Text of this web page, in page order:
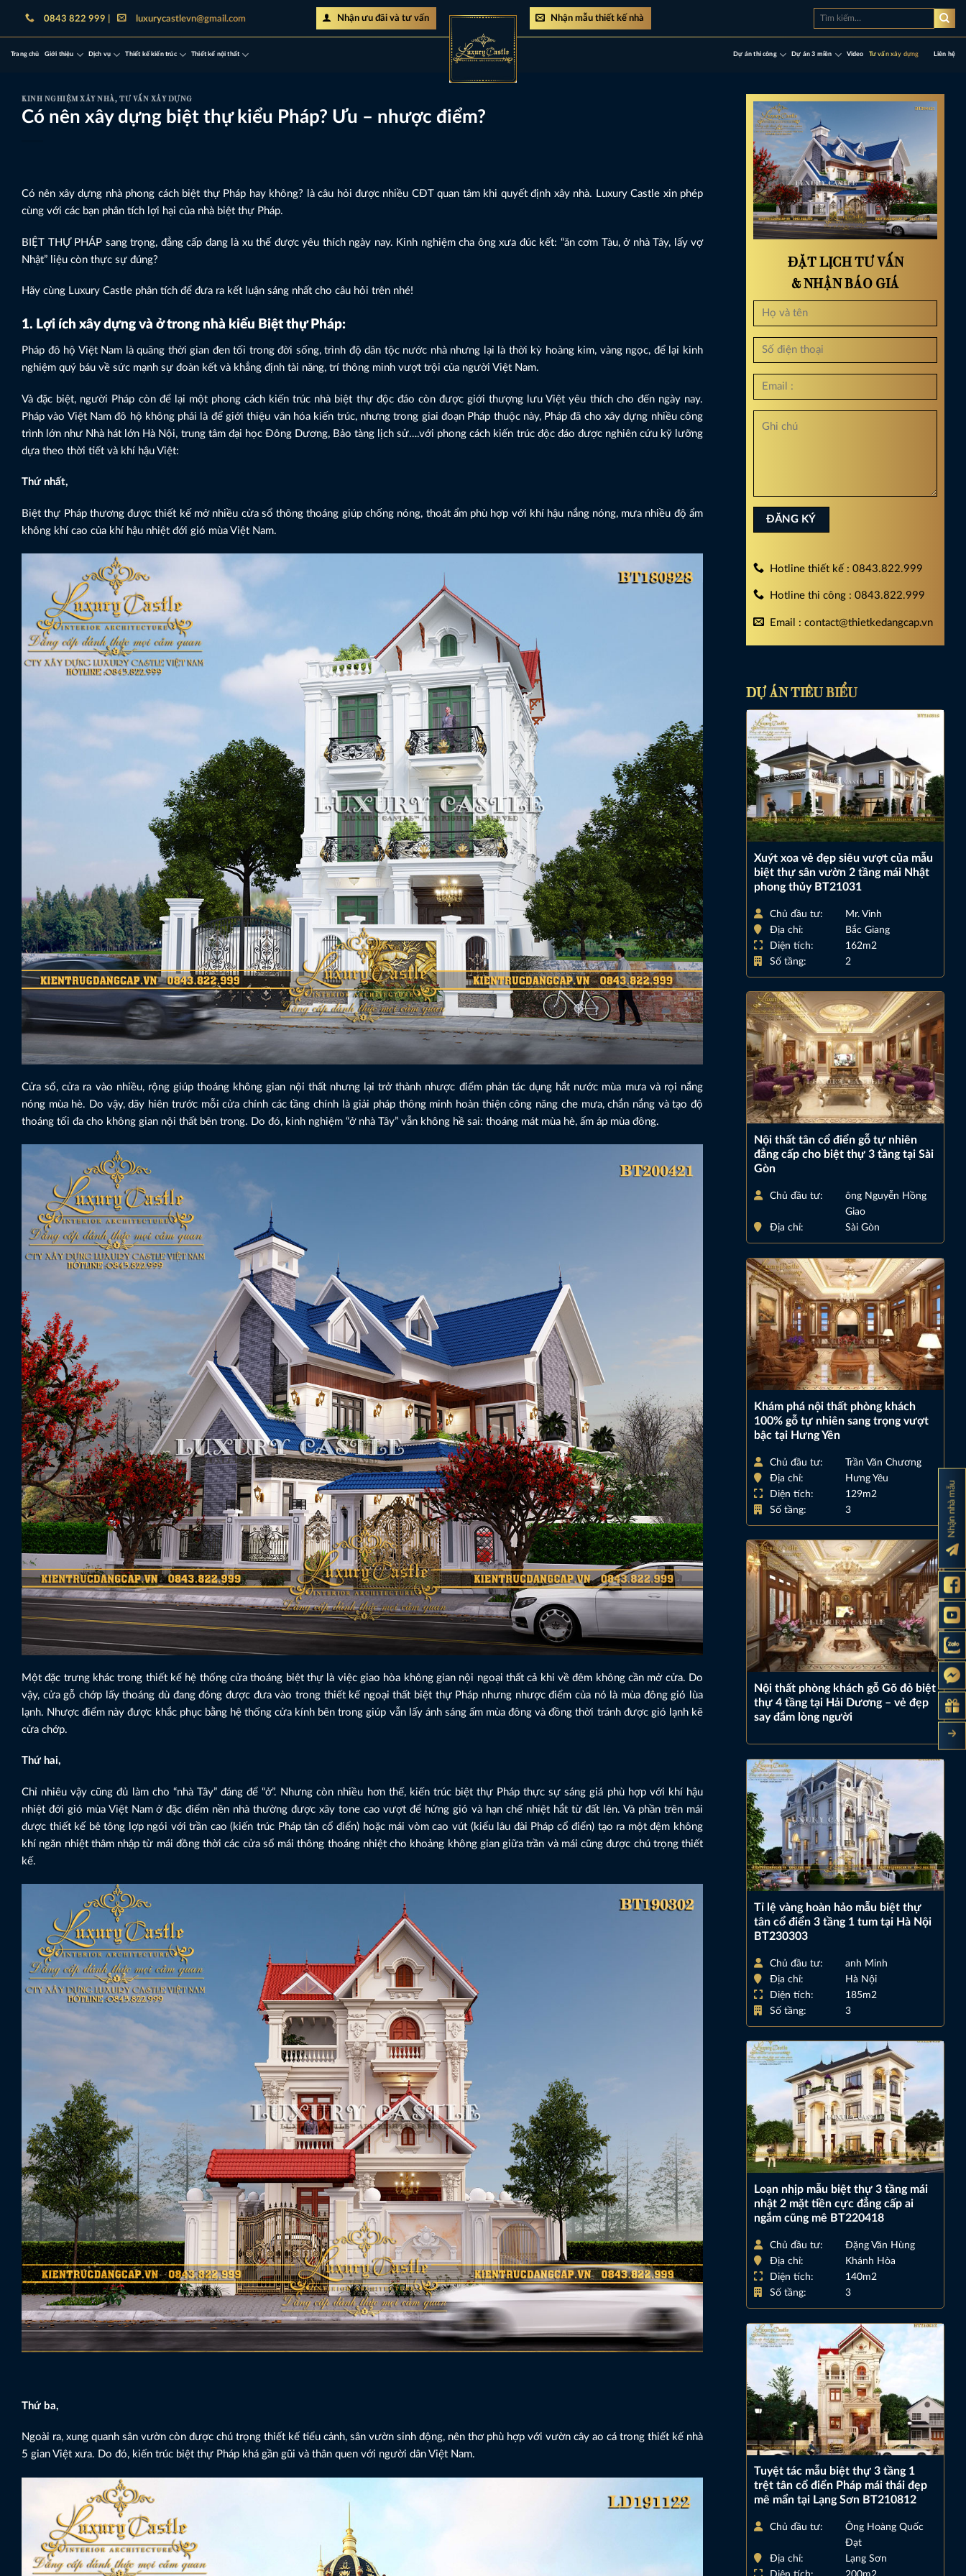
dung
0843 822 999 | luxurycastlevn@gmail.com Nhận ưu đãi và tư vấn Nhận mẫu thiết kế nhà
Tìm
Trang chủ Giới thiệu Dịch vụ Thiết kế kiến trúc Thiết kế nội thất Dự án thi công Dự án 3 miền Video Tư vấn xây dựng Liên hệ
KINH NGHIỆM XÂY NHÀ,TƯ VẤN XÂY DỰNG
Có nên xây dựng biệt thự kiểu Pháp? Ưu – nhược điểm?
Có nên xây dựng nhà phong cách biệt thự Pháp hay không? là câu hỏi được nhiều CĐT quan tâm khi quyết định xây nhà. Luxury Castle xin phép
cùng với các bạn phân tích lợi hại của nhà biệt thự Pháp.
BIỆT THỰ PHÁP sang trọng, đẳng cấp đang là xu thế được yêu thích ngày nay. Kinh nghiệm cha ông xưa đúc kết: “ăn cơm Tàu, ở nhà Tây, lấy vợ
Nhật” liệu còn thực sự đúng?
Hãy cùng Luxury Castle phân tích để đưa ra kết luận sáng nhất cho câu hỏi trên nhé!
1. Lợi ích xây dựng và ở trong nhà kiểu Biệt thự Pháp:
Pháp đô hộ Việt Nam là quãng thời gian đen tối trong đời sống, trình độ dân tộc nước nhà nhưng lại là thời kỳ hoàng kim, vàng ngọc, để lại kinh
nghiệm quý báu về sức mạnh sự đoàn kết và khẳng định tài năng, trí thông minh vượt trội của người Việt Nam.
Và đặc biệt, người Pháp còn để lại một phong cách kiến trúc nhà biệt thự độc đáo còn được giới thượng lưu Việt yêu thích cho đến ngày nay.
Pháp vào Việt Nam đô hộ không phải là để giới thiệu văn hóa kiến trúc, nhưng trong giai đoạn Pháp thuộc này, Pháp đã cho xây dựng nhiều công
trình lớn như Nhà hát lớn Hà Nội, trung tâm đại học Đông Dương, Bảo tàng lịch sử….với phong cách kiến trúc độc đáo được nghiên cứu kỹ lưỡng
dựa theo thời tiết và khí hậu Việt:
Thứ nhất,
Biệt thự Pháp thương được thiết kế mở nhiều cửa sổ thông thoáng giúp chống nóng, thoát ẩm phù hợp với khí hậu nắng nóng, mưa nhiều độ ẩm
không khí cao của khí hậu nhiệt đới gió mùa Việt Nam.
Cửa sổ, cửa ra vào nhiều, rộng giúp thoáng không gian nội thất nhưng lại trở thành nhược điểm phản tác dụng hắt nước mùa mưa và rọi nắng
nóng mùa hè. Do vậy, dãy hiên trước mỗi cửa chính các tầng chính là giải pháp thông minh hoàn thiện công năng che mưa, chắn nắng và tạo độ
thoáng tối đa cho không gian nội thất bên trong. Do đó, kinh nghiệm “ở nhà Tây” vẫn không hề sai: thoáng mát mùa hè, ấm áp mùa đông.
Một đặc trưng khác trong thiết kế hệ thống cửa thoáng biệt thự là việc giao hòa không gian nội ngoại thất cả khi về đêm không cần mở cửa. Do
vậy, cửa gỗ chớp lấy thoáng dù đang đóng được đưa vào trong thiết kế ngoại thất biệt thự Pháp nhưng nhược điểm của nó là mùa đông gió lùa
lạnh. Nhược điểm này được khắc phục bằng hệ thống cửa kính bên trong giúp vẫn lấy ánh sáng ấm mùa đông và đồng thời tránh được gió lạnh kẽ
cửa chớp.
Thứ hai,
Chỉ nhiêu vậy cũng đủ làm cho “nhà Tây” đáng để “ở”. Nhưng còn nhiều hơn thế, kiến trúc biệt thự Pháp thực sự sáng giá phù hợp với khí hậu
nhiệt đới gió mùa Việt Nam ở đặc điểm nền nhà thường được xây tone cao vượt để hứng gió và hạn chế nhiệt hắt từ đất lên. Và phần trên mái
được thiết kế bê tông lợp ngói với trần cao (kiến trúc Pháp tân cổ điển) hoặc mái vòm cao vút (kiểu lâu đài Pháp cổ điển) tạo ra một đệm không
khí ngăn nhiệt thâm nhập từ mái đồng thời các cửa sổ mái thông thoáng nhiệt cho khoảng không gian giữa trần và mái cũng được chú trọng thiết
kế.
Thứ ba,
Ngoài ra, xung quanh sân vườn còn được chú trọng thiết kế tiểu cảnh, sân vườn sinh động, nên thơ phù hợp với vườn cây ao cá trong thiết kế nhà
5 gian Việt xưa. Do đó, kiến trúc biệt thự Pháp khá gần gũi và thân quen với người dân Việt Nam.
ĐẶT LỊCH TƯ VẤN
& NHẬN BÁO GIÁ
Hotline thiết kế : 0843.822.999
Hotline thi công : 0843.822.999
Email : contact@thietkedangcap.vn
DỰ ÁN TIÊU BIỂU
Xuýt xoa vẻ đẹp siêu vượt của mẫu
biệt thự sân vườn 2 tầng mái Nhật
phong thủy BT21031
Chủ đầu tư:
Mr. Vinh
Địa chỉ:
Bắc Giang
Diện tích:
162m2
Số tầng:
2
Nội thất tân cổ điển gỗ tự nhiên
đẳng cấp cho biệt thự 3 tầng tại Sài
Gòn
Chủ đầu tư:
ông Nguyễn Hồng
Giao
Địa chỉ:
Sài Gòn
Khám phá nội thất phòng khách
100% gỗ tự nhiên sang trọng vượt
bậc tại Hưng Yên
Chủ đầu tư:
Trần Văn Chương
Địa chỉ:
Hưng Yêu
Diện tích:
129m2
Số tầng:
3
Nội thất phòng khách gỗ Gõ đỏ biệt
thự 4 tầng tại Hải Dương – vẻ đẹp
say đắm lòng người
Tỉ lệ vàng hoàn hảo mẫu biệt thự
tân cổ điển 3 tầng 1 tum tại Hà Nội
BT230303
Chủ đầu tư:
anh Minh
Địa chỉ:
Hà Nội
Diện tích:
185m2
Số tầng:
3
Loạn nhịp mẫu biệt thự 3 tầng mái
nhật 2 mặt tiền cực đẳng cấp ai
ngắm cũng mê BT220418
Chủ đầu tư:
Đặng Văn Hùng
Địa chỉ:
Khánh Hòa
Diện tích:
140m2
Số tầng:
3
Tuyệt tác mẫu biệt thự 3 tầng 1
trệt tân cổ điển Pháp mái thái đẹp
mê mẩn tại Lạng Sơn BT210812
Chủ đầu tư:
Ông Hoàng Quốc
Đạt
Địa chỉ:
Lạng Sơn
Nhận nhà mẫu